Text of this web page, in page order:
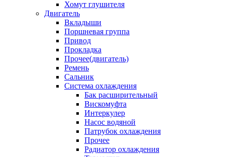
Хомут глушителя
Двигатель
Вкладыши
Поршневая группа
Привод
Прокладка
Прочее(двигатель)
Ремень
Сальник
Система охлаждения
Бак расширительный
Вискомуфта
Интеркулер
Насос водяной
Патрубок охлаждения
Прочее
Радиатор охлаждения